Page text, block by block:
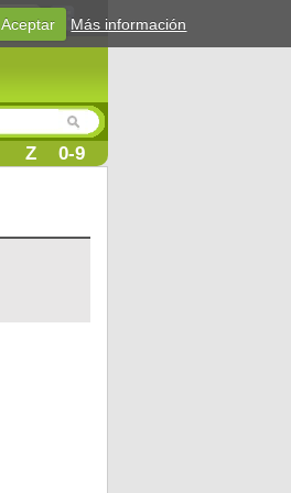
Login
Z 0-9
Aceptar Más información